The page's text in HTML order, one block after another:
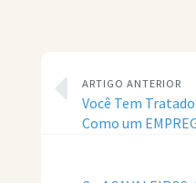
ARTIGO ANTERIOR
Você Tem Tratado
Como um